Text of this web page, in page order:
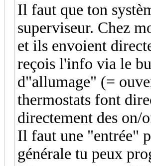
Il faut que ton
superviseur. Chez
et ils envoient
reçois l'info via le
d"allumage" (=
thermostats font
directement des on/
Il faut une "entrée"
générale tu peux